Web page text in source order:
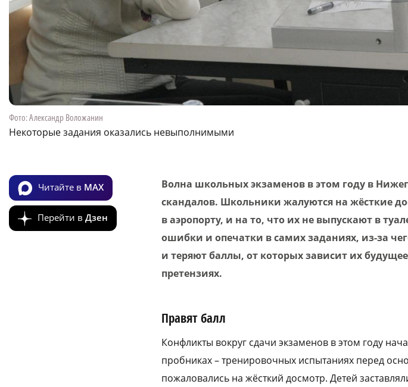
Фото: Александр Воложанин
Некоторые задания оказались невыполнимыми
Читайте в MAX
Перейти в Дзен
Волна школьных экзаменов в этом году в
скандалов. Школьники жалуются на жёсткие
в аэропорту, и на то, что их не выпускают в
ошибки и опечатки в самих заданиях, из-за
и теряют баллы, от которых зависит их
претензиях.
Правят балл
Конфликты вокруг сдачи экзаменов в этом году
пробниках – тренировочных испытаниях перед
пожаловались на жёсткий досмотр. Детей